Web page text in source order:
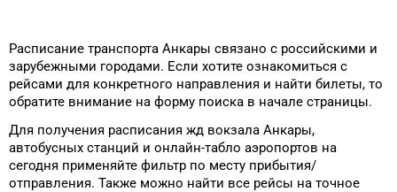
Расписание транспорта Анкары связано с российскими и
зарубежными городами. Если хотите ознакомиться с
рейсами для конкретного направления и найти билеты, то
обратите внимание на форму поиска в начале страницы.
Для получения расписания жд вокзала Анкары,
автобусных станций и онлайн-табло аэропортов на
сегодня применяйте фильтр по месту прибытия/
отправления. Также можно найти все рейсы на точное